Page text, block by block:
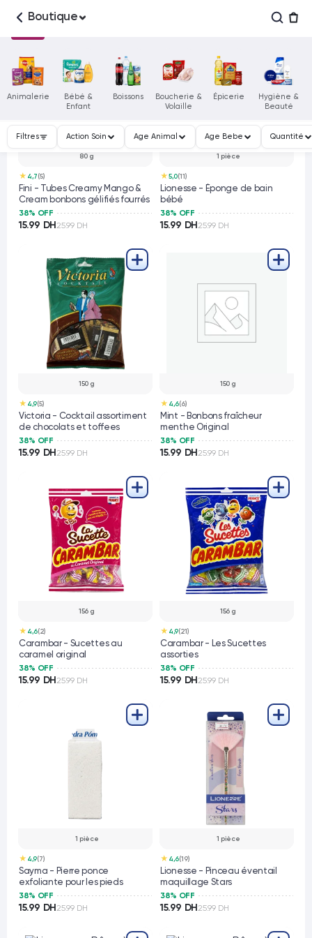
Boutique
Animalerie
Bébé &
Enfant
Boissons
Boucherie &
Volaille
Épicerie
Hygiène &
Beauté
Filtres Action Soin Age Animal Age Bebe Quantité
80 g
★ 4,7 (5)
Fini - Tubes Creamy Mango &
Cream bonbons gélifiés fourrés
38% OFF
15.99 DH 25.99 DH
1 pièce
★ 5,0(11)
Lionesse - Éponge de bain
bébé
38% OFF
15.99 DH 25.99 DH
150 g
★ 4,9(5)
Victoria - Cocktail assortiment
de chocolats et toffees
38% OFF
15.99 DH 25.99 DH
150 g
★ 4,6(6)
Mint - Bonbons fraîcheur
menthe Original
38% OFF
15.99 DH 25.99 DH
156 g
★ 4,6(2)
Carambar - Sucettes au
caramel original
38% OFF
15.99 DH 25.99 DH
156 g
★ 4,9(21)
Carambar - Les Sucettes
assorties
38% OFF
15.99 DH 25.99 DH
1 pièce
★ 4,9(7)
Sayma - Pierre ponce
exfoliante pour les pieds
38% OFF
15.99 DH 25.99 DH
1 pièce
★ 4,6(19)
Lionesse - Pinceau éventail
maquillage Stars
38% OFF
15.99 DH 25.99 DH